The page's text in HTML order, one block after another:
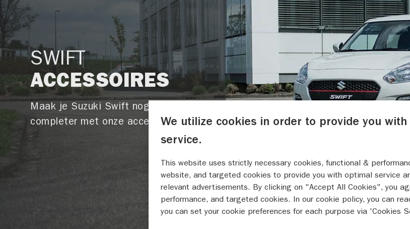
SWIFT
ACCESSOIRES
Maak je Suzuki Swift nog
completer met onze accessoires.We utilize cookies in order to provide you
service.
This website uses strictly necessary cookies, functional &
website, and targeted cookies to provide you with optimal service
relevant advertisements. By clicking on "Accept All Cookies", you
performance, and targeted cookies. In our cookie policy, you can
you can set your cookie preferences for each purpose via 'Cookies